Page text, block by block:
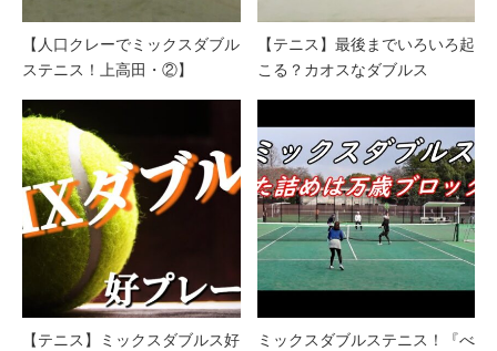
【人口クレーでミックスダブル
ステニス！上高田・②】
【テニス】最後までいろいろ起
こる？カオスなダブルス
【テニス】ミックスダブルス好
ミックスダブルステニス！『べ